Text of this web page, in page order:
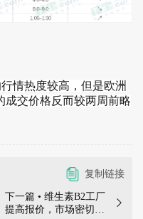
情热度较高，但是欧洲
成交价格反而较两周前略
复制链接
下一篇 • 维生素B2工厂
提高报价，市场密切关
